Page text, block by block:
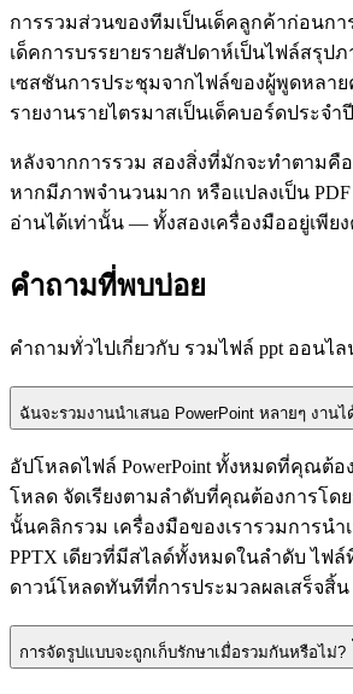
การรวมส่วนของทีมเป็นเด็คลูกค้าก่อนกา
เด็คการบรรยายรายสัปดาห์เป็นไฟล์สรุป
เซสชันการประชุมจากไฟล์ของผู้พูดหลา
รายงานรายไตรมาสเป็นเด็คบอร์ดประจำ
หลังจากการรวม สองสิ่งที่มักจะทำตามคื
หากมีภาพจำนวนมาก หรือแปลงเป็น
อ่านได้เท่านั้น — ทั้งสองเครื่องมืออยู่เพีย
คำถามที่พบบ่อย
คำถามทั่วไปเกี่ยวกับ รวมไฟล์ ppt ออนไล
ฉันจะรวมงานนำเสนอ PowerPoint หลายๆ งานไ
อัปโหลดไฟล์ PowerPoint ทั้งหมดที่คุณต้อ
โหลด จัดเรียงตามลำดับที่คุณต้องการโด
นั้นคลิกรวม เครื่องมือของเรารวมการนำ
PPTX เดียวที่มีสไลด์ทั้งหมดในลำดับ ไฟล์
ดาวน์โหลดทันทีที่การประมวลผลเสร็จสิ้น
การจัดรูปแบบจะถูกเก็บรักษาเมื่อรวมกันหรือไม่?